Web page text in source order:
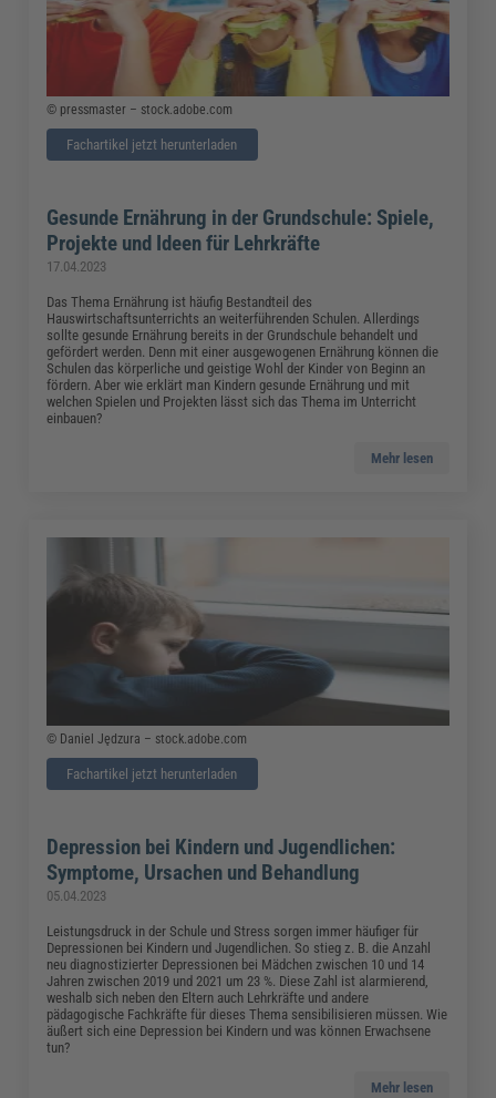
© pressmaster – stock.adobe.com
Fachartikel jetzt herunterladen
Gesunde Ernährung in der Grundschule: Spiele,
Projekte und Ideen für Lehrkräfte
17.04.2023
Das Thema Ernährung ist häufig Bestandteil des
Hauswirtschaftsunterrichts an weiterführenden Schulen. Allerdings
sollte gesunde Ernährung bereits in der Grundschule behandelt und
gefördert werden. Denn mit einer ausgewogenen Ernährung können die
Schulen das körperliche und geistige Wohl der Kinder von Beginn an
fördern. Aber wie erklärt man Kindern gesunde Ernährung und mit
welchen Spielen und Projekten lässt sich das Thema im Unterricht
einbauen?
Mehr lesen
© Daniel Jędzura – stock.adobe.com
Fachartikel jetzt herunterladen
Depression bei Kindern und Jugendlichen:
Symptome, Ursachen und Behandlung
05.04.2023
Leistungsdruck in der Schule und Stress sorgen immer häufiger für
Depressionen bei Kindern und Jugendlichen. So stieg z. B. die Anzahl
neu diagnostizierter Depressionen bei Mädchen zwischen 10 und 14
Jahren zwischen 2019 und 2021 um 23 %. Diese Zahl ist alarmierend,
weshalb sich neben den Eltern auch Lehrkräfte und andere
pädagogische Fachkräfte für dieses Thema sensibilisieren müssen. Wie
äußert sich eine Depression bei Kindern und was können Erwachsene
tun?
Mehr lesen